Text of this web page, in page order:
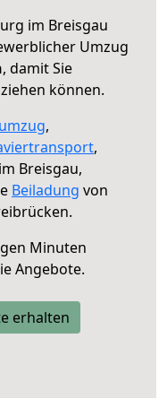
im Breisgau
Umzug
, damit Sie
können.
,
,
Breisgau,
Beiladung von
Minuten
Angebote.
erhalten